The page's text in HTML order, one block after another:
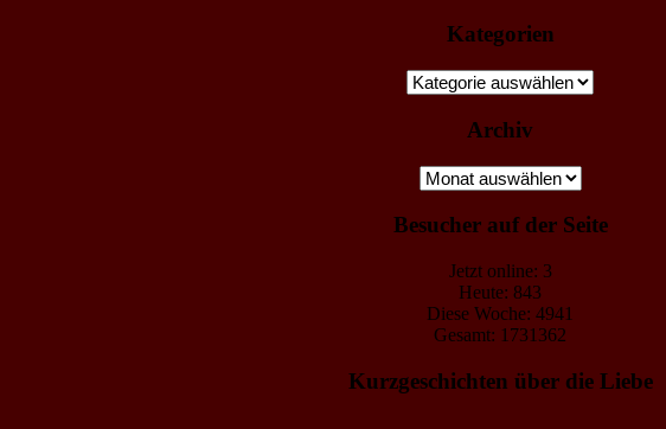
Kategorien
Kategorien
Archiv
Archiv
Besucher auf der Seite
Jetzt online: 3
Heute: 843
Diese Woche: 4941
Gesamt: 1731362
Kurzgeschichten über die Liebe